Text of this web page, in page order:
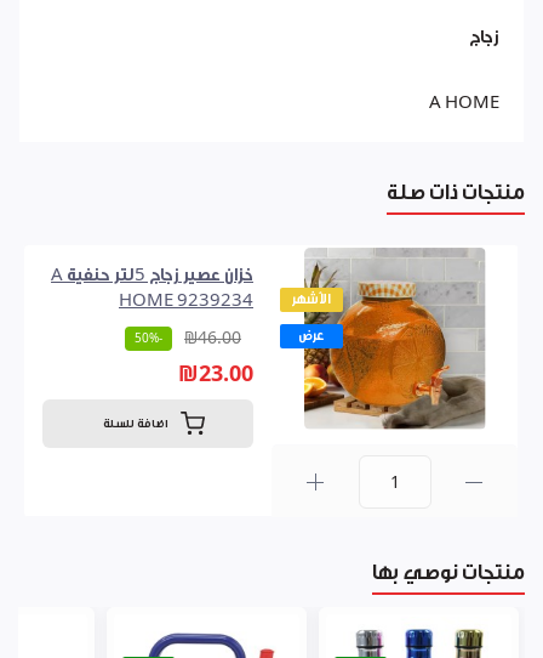
زجاج
A HOME
منتجات ذات صلة
الأشهر
عرض
خزان عصير زجاج 5لتر حنفية A
HOME 9239234
₪46.00
-50%
₪23.00
اضافة للسلة
منتجات نوصي بها